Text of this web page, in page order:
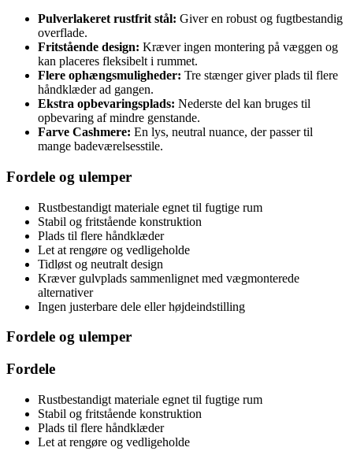
Pulverlakeret rustfrit stål: Giver en robust og fugtbestandig
overflade.
Fritstående design: Kræver ingen montering på væggen og
kan placeres fleksibelt i rummet.
Flere ophængsmuligheder: Tre stænger giver plads til flere
håndklæder ad gangen.
Ekstra opbevaringsplads: Nederste del kan bruges til
opbevaring af mindre genstande.
Farve Cashmere: En lys, neutral nuance, der passer til
mange badeværelsesstile.
Fordele og ulemper
Rustbestandigt materiale egnet til fugtige rum
Stabil og fritstående konstruktion
Plads til flere håndklæder
Let at rengøre og vedligeholde
Tidløst og neutralt design
Kræver gulvplads sammenlignet med vægmonterede
alternativer
Ingen justerbare dele eller højdeindstilling
Fordele og ulemper
Fordele
Rustbestandigt materiale egnet til fugtige rum
Stabil og fritstående konstruktion
Plads til flere håndklæder
Let at rengøre og vedligeholde